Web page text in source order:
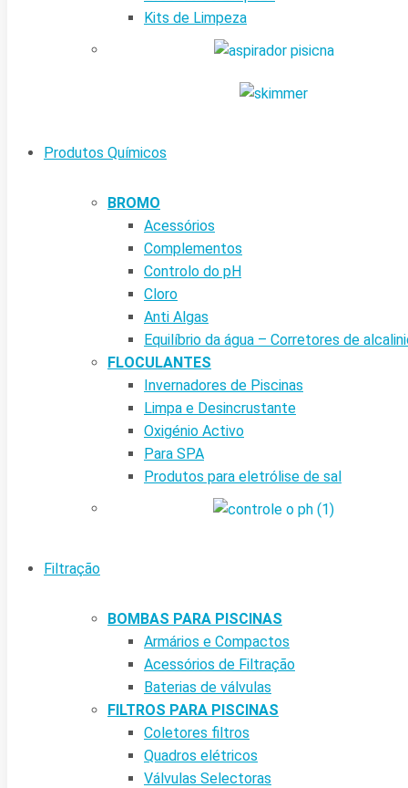
Kits de Limpeza
Produtos Químicos
BROMO
Acessórios
Complementos
Controlo do pH
Cloro
Anti Algas
Equilíbrio da água – Corretores de
FLOCULANTES
Invernadores de Piscinas
Limpa e Desincrustante
Oxigénio Activo
Para SPA
Produtos para eletrólise de sal
Filtração
BOMBAS PARA PISCINAS
Armários e Compactos
Acessórios de Filtração
Baterias de válvulas
FILTROS PARA PISCINAS
Coletores filtros
Quadros elétricos
Válvulas Selectoras